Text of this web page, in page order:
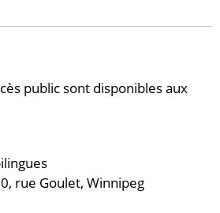
public sont disponibles aux
rue Goulet, Winnipeg